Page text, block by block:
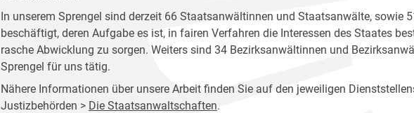
In unserem Sprengel sind derzeit 66 Staatsanwältinnen und Staatsanwälte, sowie
beschäftigt, deren Aufgabe es ist, in fairen Verfahren die Interessen des Staates
rasche Abwicklung zu sorgen. Weiters sind 34 Bezirksanwältinnen und
Sprengel für uns tätig.
Nähere Informationen über unsere Arbeit finden Sie auf den jeweiligen
Justizbehörden > Die Staatsanwaltschaften.